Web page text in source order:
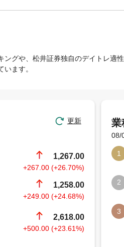
ングや、松井証券独自のデイトレ適性
ます。